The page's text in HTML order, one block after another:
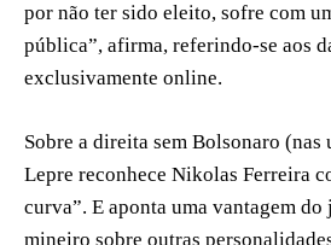
por não ter sido eleito, sofre com
pública”, afirma, referindo-se aos
exclusivamente online.
Sobre a direita sem Bolsonaro (nas
Lepre reconhece Nikolas Ferreira
curva”. E aponta uma vantagem do
mineiro sobre outras